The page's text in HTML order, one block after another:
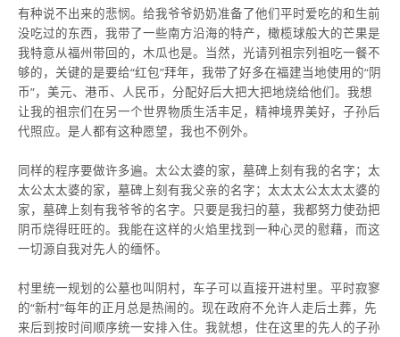
有种说不出来的悲悯。给我爷爷奶奶准备了他们平时爱吃的和生前
没吃过的东西，我带了一些南方沿海的特产，橄榄球般大的芒果是
我特意从福州带回的，木瓜也是。当然，光请列祖宗列祖吃一餐不
够的，关键的是要给“红包”拜年，我带了好多在福建当地使用的“阴
币”，美元、港币、人民币，分配好后大把大把地烧给他们。我想
让我的祖宗们在另一个世界物质生活丰足，精神境界美好，子孙后
代照应。是人都有这种愿望，我也不例外。
同样的程序要做许多遍。太公太婆的家，墓碑上刻有我的名字；太
太公太太婆的家，墓碑上刻有我父亲的名字；太太太公太太太婆的
家，墓碑上刻有我爷爷的名字。只要是我扫的墓，我都努力使劲把
阴币烧得旺旺的。我能在这样的火焰里找到一种心灵的慰藉，而这
一切源自我对先人的缅怀。
村里统一规划的公墓也叫阴村，车子可以直接开进村里。平时寂寥
的“新村”每年的正月总是热闹的。现在政府不允许人走后土葬，先
来后到按时间顺序统一安排入住。我就想，住在这里的先人的子孙